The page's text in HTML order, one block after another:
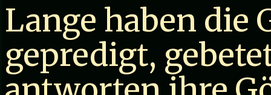
Lange haben die
gepredigt,